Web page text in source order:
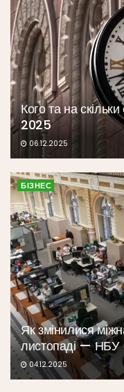
Кого та на
2025
06.12.2025
БІЗНЕС
Як змінилися
листопаді — НБУ
04.12.2025